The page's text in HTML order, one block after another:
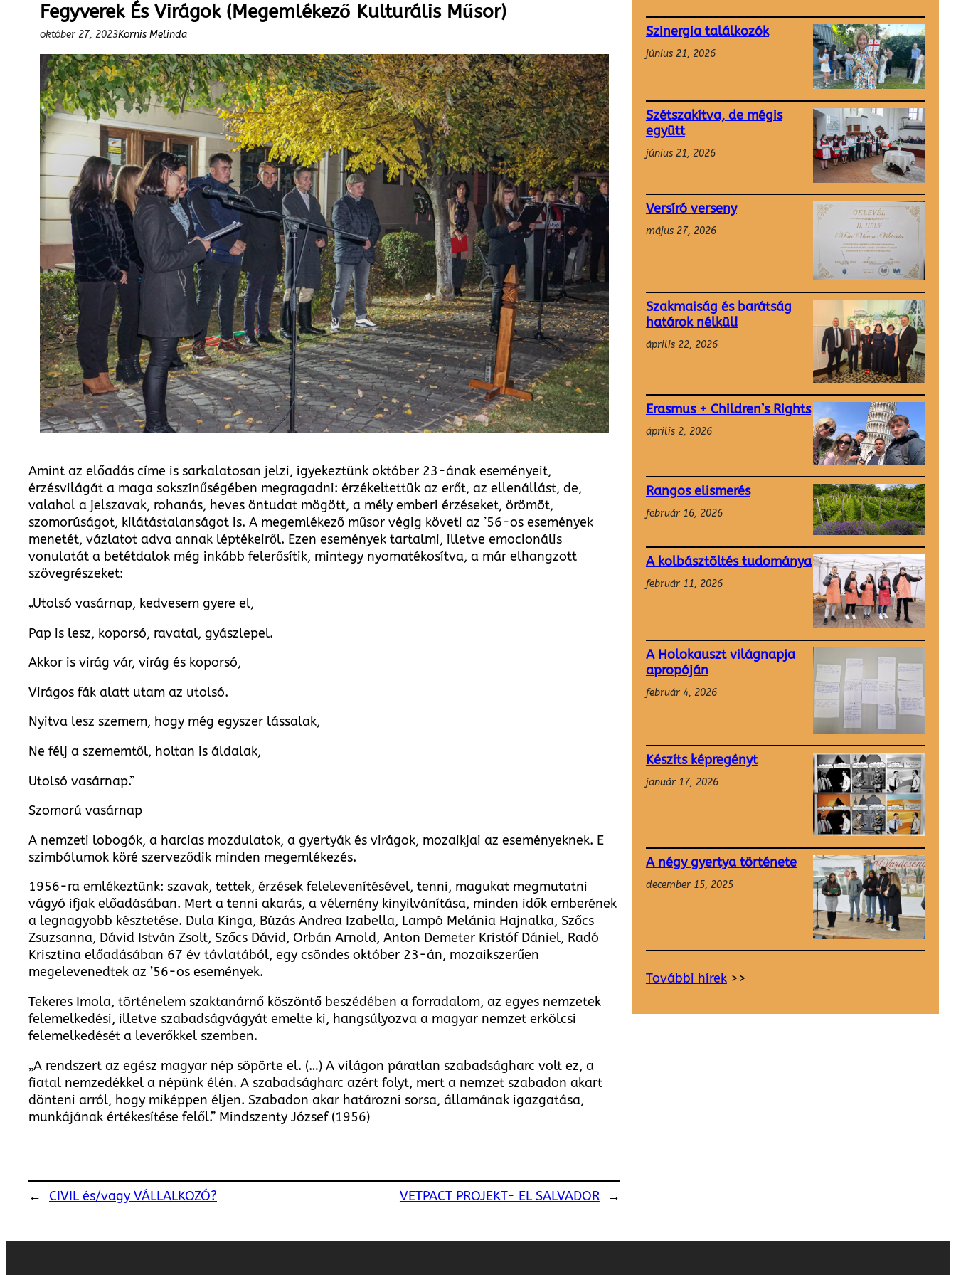
Fegyverek És Virágok (Megemlékező Kulturális Műsor)
október 27, 2023Kornis Melinda
Amint az előadás címe is sarkalatosan jelzi, igyekeztünk október 23-ának eseményeit,
érzésvilágát a maga sokszínűségében megragadni: érzékeltettük az erőt, az ellenállást, de,
valahol a jelszavak, rohanás, heves öntudat mögött, a mély emberi érzéseket, örömöt,
szomorúságot, kilátástalanságot is. A megemlékező műsor végig követi az ’56-os események
menetét, vázlatot adva annak léptékeiről. Ezen események tartalmi, illetve emocionális
vonulatát a betétdalok még inkább felerősítik, mintegy nyomatékosítva, a már elhangzott
szövegrészeket:
„Utolsó vasárnap, kedvesem gyere el,
Pap is lesz, koporsó, ravatal, gyászlepel.
Akkor is virág vár, virág és koporsó,
Virágos fák alatt utam az utolsó.
Nyitva lesz szemem, hogy még egyszer lássalak,
Ne félj a szememtől, holtan is áldalak,
Utolsó vasárnap.”
Szomorú vasárnap
A nemzeti lobogók, a harcias mozdulatok, a gyertyák és virágok, mozaikjai az eseményeknek. E
szimbólumok köré szerveződik minden megemlékezés.
1956-ra emlékeztünk: szavak, tettek, érzések felelevenítésével, tenni, magukat megmutatni
vágyó ifjak előadásában. Mert a tenni akarás, a vélemény kinyilvánítása, minden idők emberének
a legnagyobb késztetése. Dula Kinga, Búzás Andrea Izabella, Lampó Melánia Hajnalka, Szőcs
Zsuzsanna, Dávid István Zsolt, Szőcs Dávid, Orbán Arnold, Anton Demeter Kristóf Dániel, Radó
Krisztina előadásában 67 év távlatából, egy csöndes október 23-án, mozaikszerűen
megelevenedtek az ’56-os események.
Tekeres Imola, történelem szaktanárnő köszöntő beszédében a forradalom, az egyes nemzetek
felemelkedési, illetve szabadságvágyát emelte ki, hangsúlyozva a magyar nemzet erkölcsi
felemelkedését a leverőkkel szemben.
„A rendszert az egész magyar nép söpörte el. (…) A világon páratlan szabadságharc volt ez, a
fiatal nemzedékkel a népünk élén. A szabadságharc azért folyt, mert a nemzet szabadon akart
dönteni arról, hogy miképpen éljen. Szabadon akar határozni sorsa, államának igazgatása,
munkájának értékesítése felől.” Mindszenty József (1956)
← CIVIL és/vagy VÁLLALKOZÓ? VETPACT PROJEKT- EL SALVADOR →
Szinergia találkozók
június 21, 2026
Szétszakítva, de mégis
együtt
június 21, 2026
Versíró verseny
május 27, 2026
Szakmaiság és barátság
határok nélkül!
április 22, 2026
Erasmus + Children’s Rights
április 2, 2026
Rangos elismerés
február 16, 2026
A kolbásztöltés tudománya
február 11, 2026
A Holokauszt világnapja
apropóján
február 4, 2026
Készíts képregényt
január 17, 2026
A négy gyertya története
december 15, 2025
További hírek>>